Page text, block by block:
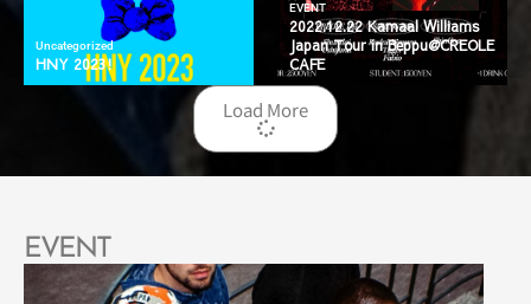
Uncategorized
HNY 2023!
EVENT
2022.12.22 Kamaal Williams
Japan Tour in Beppu@CREOLE
CAFE
Load More
EVENT